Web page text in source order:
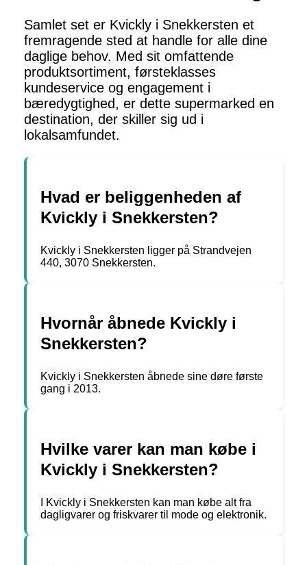
Samlet set er Kvickly i Snekkersten et
fremragende sted at handle for alle dine
daglige behov. Med sit omfattende
produktsortiment, førsteklasses
kundeservice og engagement i
bæredygtighed, er dette supermarked en
destination, der skiller sig ud i
lokalsamfundet.
Hvad er beliggenheden af
Kvickly i Snekkersten?
Kvickly i Snekkersten ligger på Strandvejen
440, 3070 Snekkersten.
Hvornår åbnede Kvickly i
Snekkersten?
Kvickly i Snekkersten åbnede sine døre første
gang i 2013.
Hvilke varer kan man købe i
Kvickly i Snekkersten?
I Kvickly i Snekkersten kan man købe alt fra
dagligvarer og friskvarer til mode og elektronik.